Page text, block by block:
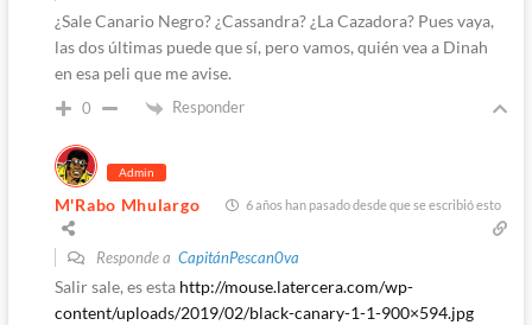
¿Sale Canario Negro? ¿Cassandra? ¿La Cazadora? Pues vaya,
las dos últimas puede que sí, pero vamos, quién vea a Dinah
en esa peli que me avise.
0 Responder
Admin
M'Rabo Mhulargo 6 años han pasado desde que se escribió esto
Responde a CapitánPescan0va
Salir sale, es esta http://mouse.latercera.com/wp-
content/uploads/2019/02/black-canary-1-1-900×594.jpg